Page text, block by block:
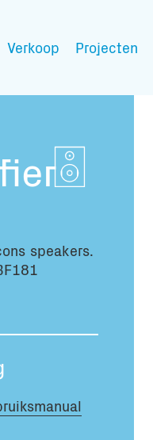
Verkoop Projecten
speakers.